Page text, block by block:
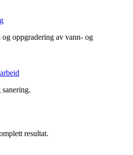
oppgradering av vann- og
resultat.